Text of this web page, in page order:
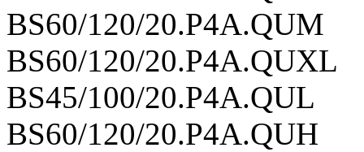
BS60/120/20.P4A.QUM
BS60/120/20.P4A.QUXL
BS45/100/20.P4A.QUL
BS60/120/20.P4A.QUH